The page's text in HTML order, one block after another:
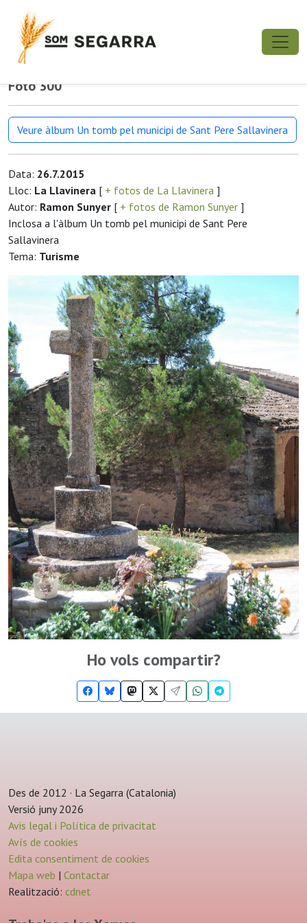
Foto 300
Veure àlbum Un tomb pel municipi de Sant Pere Sallavinera
Data: 26.7.2015
Lloc: La Llavinera [ + fotos de La Llavinera ]
Autor: Ramon Sunyer [ + fotos de Ramon Sunyer ]
Inclosa a l'àlbum Un tomb pel municipi de Sant Pere
Sallavinera
Tema: Turisme
Ho vols compartir?
Des de 2012 · La Segarra (Catalonia)
Versió juny 2026
Avis legal i Política de privacitat
Avís de cookies
Edita consentiment de cookies
Mapa web | Contactar
Realització: cdnet